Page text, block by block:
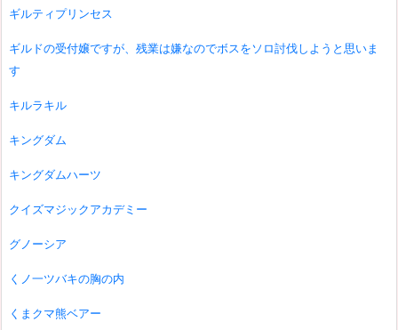
ギルティプリンセス
ギルドの受付嬢ですが、残業は嫌なのでボスをソロ討伐しようと思いま
す
キルラキル
キングダム
キングダムハーツ
クイズマジックアカデミー
グノーシア
くノ一ツバキの胸の内
くまクマ熊ベアー